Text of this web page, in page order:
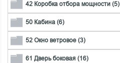
42 Коробка отбора мощности (5)
50 Кабина (6)
52 Окно ветровое (3)
61 Дверь боковая (16)